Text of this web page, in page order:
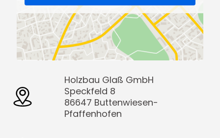
Holzbau Glaß GmbH
Speckfeld 8
86647 Buttenwiesen-
Pfaffenhofen